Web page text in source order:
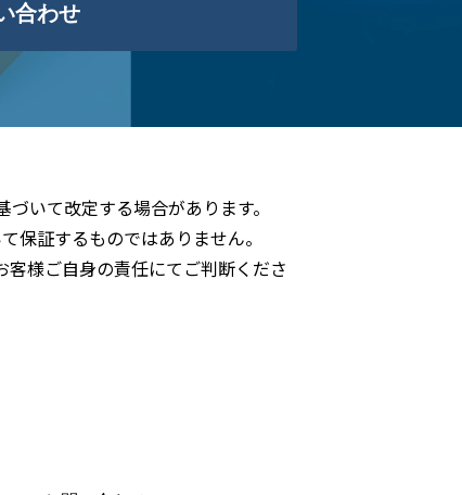
合わせ
いて改定する場合があります。
保証するものではありません。
様ご自身の責任にてご判断くださ